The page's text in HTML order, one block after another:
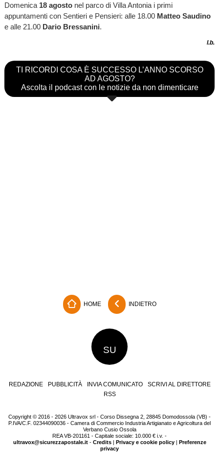
Domenica 18 agostonel parco di Villa Antonia i primi
appuntamenti con Sentieri e Pensieri: alle 18.00 Matteo Saudino
e alle 21.00 Dario Bressanini.
l.b.
TI RICORDI COSA È SUCCESSO L’ANNO SCORSO
AD AGOSTO?
Ascolta il podcast con le notizie da non dimenticare
HOME INDIETRO
SU
REDAZIONE PUBBLICITÀ INVIA COMUNICATO
SCRIVI AL DIRETTORE
RSS
Copyright © 2016 - 2026 Ultravox srl - Corso Dissegna 2, 28845 Domodossola (VB) -
P.IVA/C.F. 02344090036 - Camera di Commercio Industria Artigianato e Agricoltura del
Verbano Cusio Ossola
REA VB-201161 - Capitale sociale: 10.000 € i.v. -
ultravox@sicurezzapostale.it- Credits| Privacy e cookie policy|
Preferenze
privacy